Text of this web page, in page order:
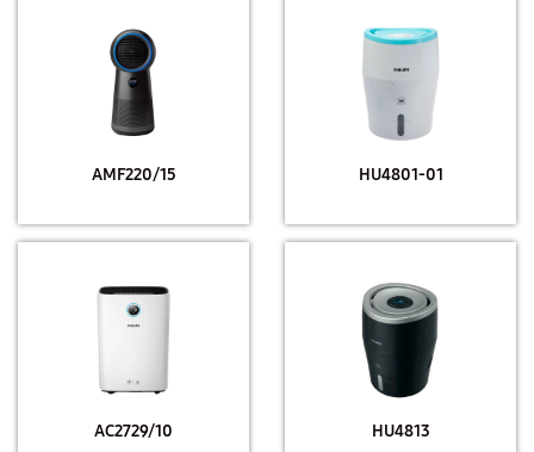
AMF220/15 HU4801-01
AC2729/10 HU4813